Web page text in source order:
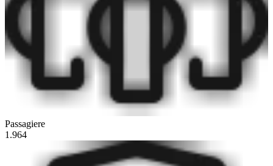
Passagiere
1.964